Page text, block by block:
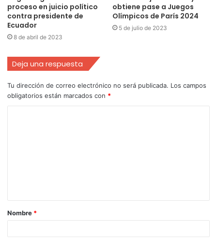
proceso en juicio político
contra presidente de
Ecuador
8 de abril de 2023
obtiene pase a Juegos
Olímpicos de París 2024
5 de julio de 2023
Deja una respuesta
Tu dirección de correo electrónico no será publicada. Los campos
obligatorios están marcados con *
Nombre *